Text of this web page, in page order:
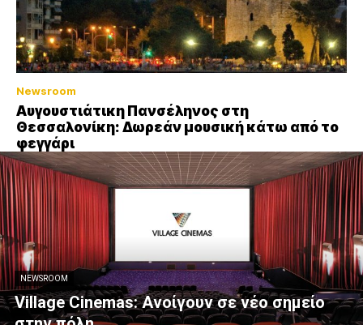
Newsroom
Αυγουστιάτικη Πανσέληνος στη
Θεσσαλονίκη: Δωρεάν μουσική κάτω από το
φεγγάρι
NEWSROOM
Village Cinemas: Ανοίγουν σε νέο σημείο